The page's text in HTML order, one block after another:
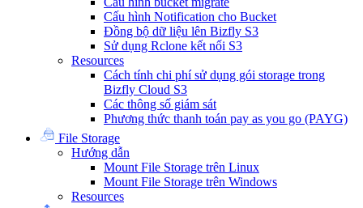
Cấu hình Notification cho Bucket
Đồng bộ dữ liệu lên Bizfly S3
Sử dụng Rclone kết nối S3
Resources
Cách tính chi phí sử dụng gói storage trong
Bizfly Cloud S3
Các thông số giám sát
Phương thức thanh toán pay as you go (PAYG)
File Storage
Hướng dẫn
Mount File Storage trên Linux
Mount File Storage trên Windows
Resources